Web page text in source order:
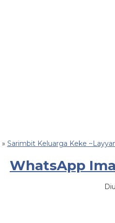
» Sarimbit Keluarga Keke
WhatsApp